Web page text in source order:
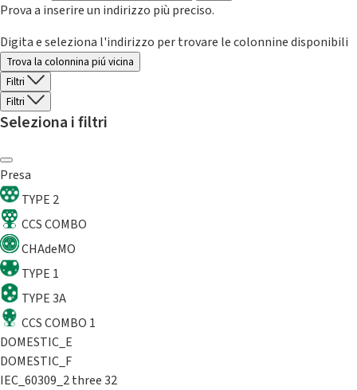
Prova a inserire un indirizzo più preciso.
Digita e seleziona l'indirizzo per trovare le colonnine disponibili
Trova la colonnina piú vicina
Filtri
Filtri
Seleziona i filtri
Presa
TYPE 2
CCS COMBO
CHAdeMO
TYPE 1
TYPE 3A
CCS COMBO 1
DOMESTIC_E
DOMESTIC_F
IEC_60309_2 three 32